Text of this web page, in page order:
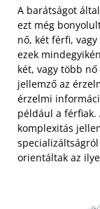
A barátságot
ezt még
nő, két férfi,
ezek
két, vagy több
jellemző az
érzelmi
például a férfiak.
komplexitás
orientáltak az